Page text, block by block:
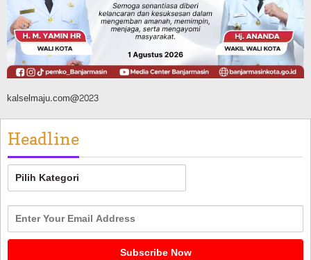
Agustus 8, 2026
kalselmaju.com@2023
Headline
Headline